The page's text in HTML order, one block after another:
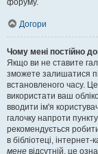
форуму.
Догори
Чому мені постійно
Якщо ви не ставите
зможете залишатися
встановленого часу.
використати ваш
вводити ім'я
галочку напроти пункту
рекомендується
в бібліотеці,
мене відсутній, це